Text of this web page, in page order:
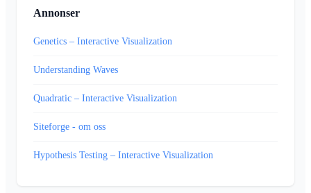
Annonser
Genetics – Interactive Visualization
Understanding Waves
Quadratic – Interactive Visualization
Siteforge - om oss
Hypothesis Testing – Interactive Visualization